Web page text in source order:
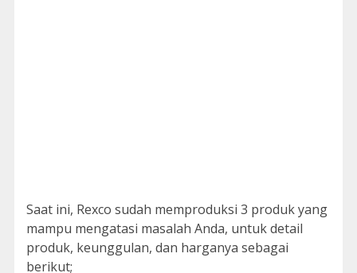
Saat ini, Rexco sudah memproduksi 3 produk yang
mampu mengatasi masalah Anda, untuk detail
produk, keunggulan, dan harganya sebagai
berikut;